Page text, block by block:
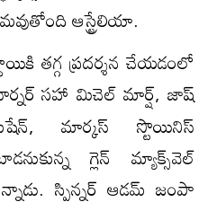
ఆస్ట్రేలియా.
తగ్గ ప్రదర్శన చేయడంలో
సహా మిచెల్ మార్ష్, జాష్
మార్కస్ స్టొయినిస్
గ్లెన్ మ్యాక్స్​వెల్
స్పిన్నర్ ఆడమ్ జంపా